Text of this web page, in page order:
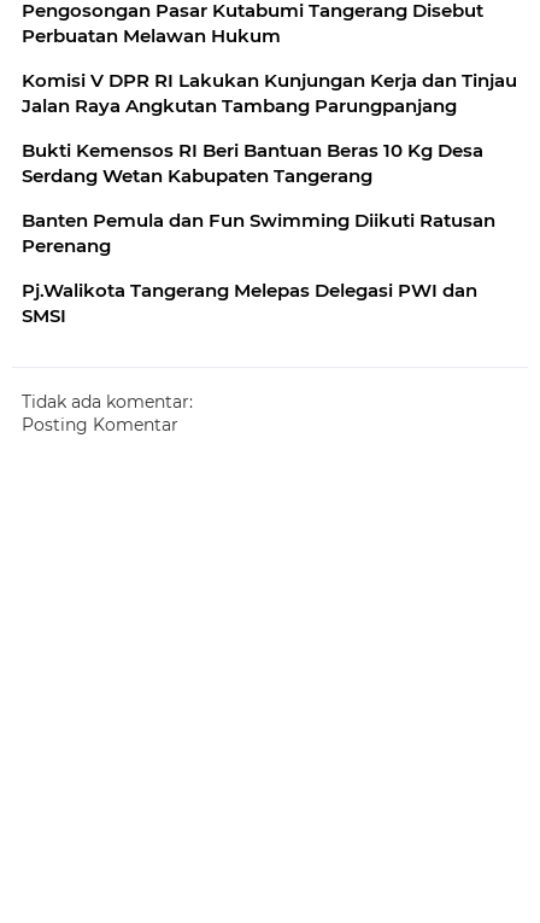
Pengosongan Pasar Kutabumi Tangerang Disebut
Perbuatan Melawan Hukum
Komisi V DPR RI Lakukan Kunjungan Kerja dan Tinjau
Jalan Raya Angkutan Tambang Parungpanjang
Bukti Kemensos RI Beri Bantuan Beras 10 Kg Desa
Serdang Wetan Kabupaten Tangerang
Banten Pemula dan Fun Swimming Diikuti Ratusan
Perenang
Pj.Walikota Tangerang Melepas Delegasi PWI dan
SMSI
Tidak ada komentar:
Posting Komentar